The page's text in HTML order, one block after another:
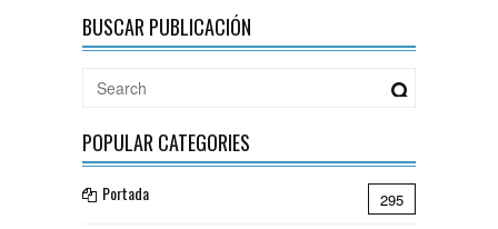
BUSCAR PUBLICACIÓN
POPULAR CATEGORIES
Portada 295